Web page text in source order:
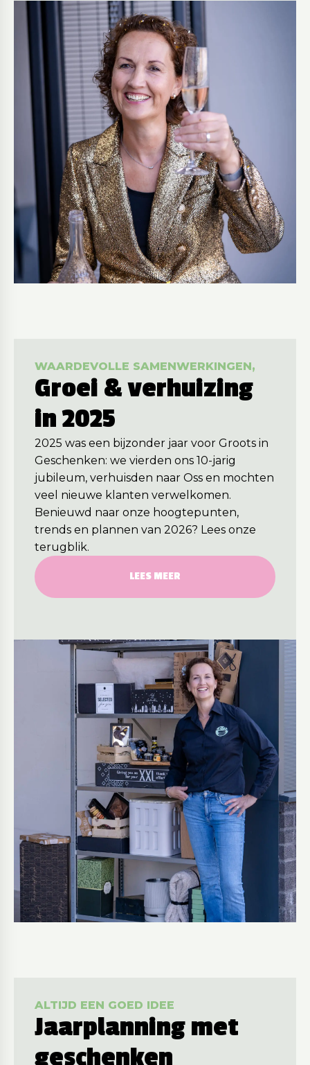
WAARDEVOLLE SAMENWERKINGEN,
Groei & verhuizing
in 2025
2025 was een bijzonder jaar voor Groots in
Geschenken: we vierden ons 10-jarig
jubileum, verhuisden naar Oss en mochten
veel nieuwe klanten verwelkomen.
Benieuwd naar onze hoogtepunten,
trends en plannen van 2026? Lees onze
terugblik.
LEES MEER
ALTIJD EEN GOED IDEE
Jaarplanning met
geschenken